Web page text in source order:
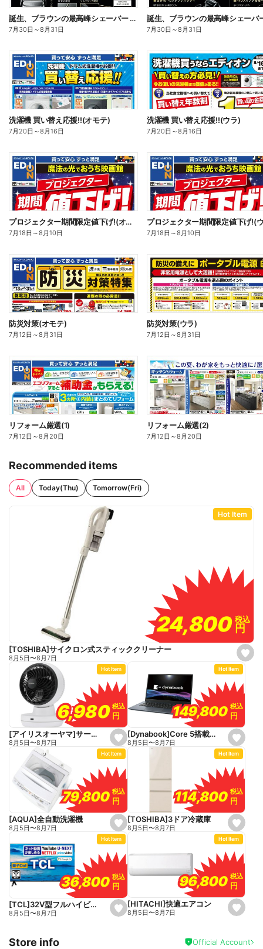
誕生、ブラウンの最高峰シェーバー 発売記念ご購入特典 実施中!(オモテ)
7月30日 ～8月31日 7月30日 ～8月31日
洗濯機 買い替え応援!!(オモテ)
7月20日 ～8月16日
洗濯機 買い替え応援!!(ウラ)
7月20日 ～8月16日
プロジェクター期間限定値下げ!(オモテ)
7月18日 ～8月10日
プロジェクター期間限定値下げ!(
7月18日 ～8月10日
防災対策(オモテ)
7月12日 ～8月31日
防災対策(ウラ)
7月12日 ～8月31日
リフォーム厳選(1)
7月12日 ～8月20日
リフォーム厳選(2)
7月12日 ～8月20日
Recommended items
All Today(Thu) Tomorrow(Fri)
s
e
Hot Item
24,800
24,800税込
税込
円
円
[TOSHIBA]サイクロン式スティッククリーナー
8月5日〜8月7日
s
e
t
a
v
o
r
i
e
Hot Item
6,980
6,980税込
税込
円
円
[アイリスオーヤマ]サーキュレーター
8月5日〜8月7日
s
e
t
a
v
o
r
i
e
Hot Item
149,800
149,800 税込
税込
円
円
[Dynabook]Core 5搭載パソコン
8月5日〜8月7日
s
e
t
a
v
o
r
i
e
Hot Item
79,800
79,800 税込
税込
円
円
[AQUA]全自動洗濯機
8月5日〜8月7日
s
e
t
a
v
o
r
i
e
Hot Item
114,800
114,800 税込
税込
円
円
[TOSHIBA]3ドア冷蔵庫
8月5日〜8月7日
s
e
Hot Item
36,800
36,800 税込
税込
円
円
[TCL]32V型フルハイビジョン液晶テレビ
8月5日〜8月7日
s
e
a
Hot Item
96,800
96,800 税込
税込
円
円
[HITACHI]快適エアコン
8月5日〜8月7日
Store info Official Account